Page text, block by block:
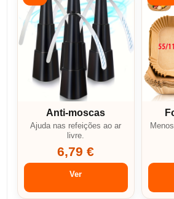
Anti-moscas
Ajuda nas refeições ao ar
livre.
6,79 €
Ver